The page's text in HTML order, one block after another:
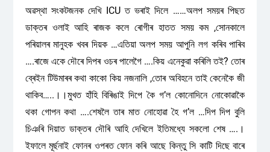
অৱস্থা সংকটজনক দেখি ICU ত ভৰাই দিলে ……অলপ সময়ৰ পিছত
ডাক্তৰ ওলাই আহি ৰাজক কলে ৰোগীৰ হাতত সময় কম ,সোনকালে
পৰিয়ালৰ মানুহক খবৰ দিয়ক …এতিয়া অলপ সময় আপুনি লগ কৰিব পাৰিব
….ৰাজে একে দৌৰে দিপৰ ওচৰ পালেগৈ ….কিয় এনেকুৱা কৰিলি তই? তোৰ
ব্ৰেইন টিউমাৰৰ কথা কাকো কিয় নজনালি ,তোৰ অবিহনে তাই কেনেকৈ জী
থাকিব…..।।মুখত হাঁহি বিৰিঙাই দিপে কৈ গ’ল কোনোদিনে নোকোৱাকৈ
থকা গোপন কথা ….শেষলৈ তাৰ মাত নোহোৱা হৈ গ’ল …দিপ দিপ বুলি
চিঞৰি দিয়াত ডাক্তৰ দৌৰি আহি দেখিলে ইতিমধ্যে সকলো শেষ ….।
ইফালে মূৰ্ছনাই ফোনৰ ওপৰত ফোন কৰি আছে কিন্তু সি কাটি দিছে বাৰে